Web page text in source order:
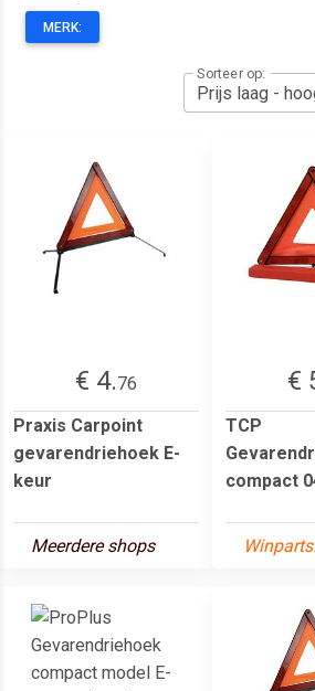
MERK:
Sorteer op:
€ 4.76
Praxis Carpoint
gevarendriehoek E-
keur
Meerdere shops
€
TCP
compact